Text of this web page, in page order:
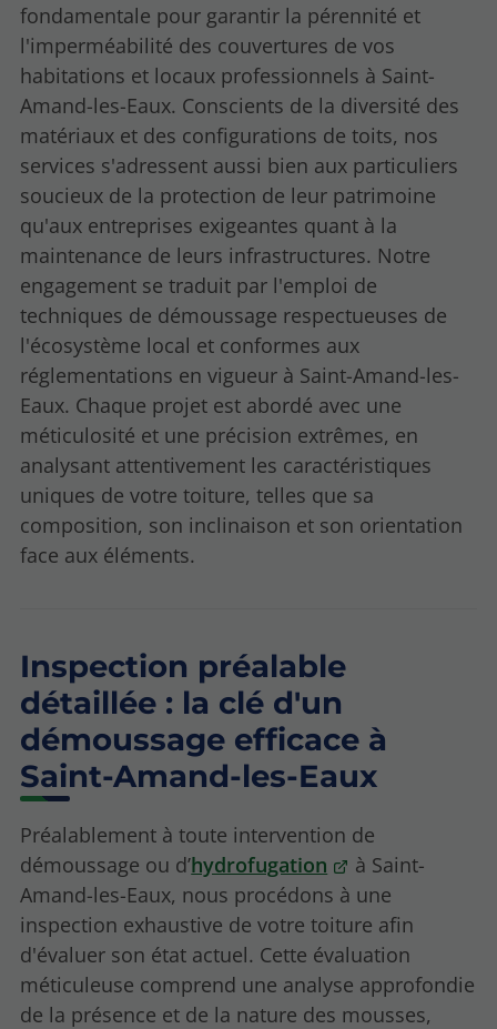
fondamentale pour garantir la pérennité et
l'imperméabilité des couvertures de vos
habitations et locaux professionnels à Saint-
Amand-les-Eaux. Conscients de la diversité des
matériaux et des configurations de toits, nos
services s'adressent aussi bien aux particuliers
soucieux de la protection de leur patrimoine
qu'aux entreprises exigeantes quant à la
maintenance de leurs infrastructures. Notre
engagement se traduit par l'emploi de
techniques de démoussage respectueuses de
l'écosystème local et conformes aux
réglementations en vigueur à Saint-Amand-les-
Eaux. Chaque projet est abordé avec une
méticulosité et une précision extrêmes, en
analysant attentivement les caractéristiques
uniques de votre toiture, telles que sa
composition, son inclinaison et son orientation
face aux éléments.
Inspection préalable
détaillée : la clé d'un
démoussage efficace à
Saint-Amand-les-Eaux
Préalablement à toute intervention de
démoussage ou d’hydrofugation
à Saint-
Amand-les-Eaux, nous procédons à une
inspection exhaustive de votre toiture afin
d'évaluer son état actuel. Cette évaluation
méticuleuse comprend une analyse approfondie
de la présence et de la nature des mousses,